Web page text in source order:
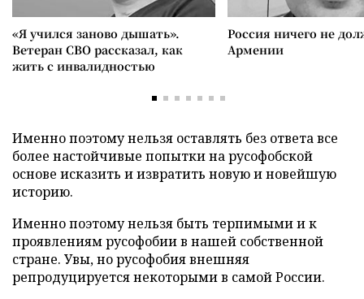
«Я учился заново дышать».
Ветеран СВО рассказал, как
жить с инвалидностью
Россия ничего не
Армении
Именно поэтому нельзя оставлять без ответа все
более настойчивые попытки на русофобской
основе исказить и извратить новую и новейшую
историю.
Именно поэтому нельзя быть терпимыми и к
проявлениям русофобии в нашей собственной
стране. Увы, но русофобия внешняя
репродуцируется некоторыми в самой России.